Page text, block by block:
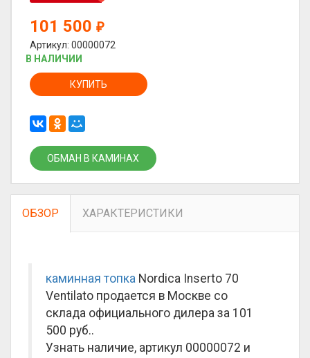
101 500 ₽
Артикул: 00000072
В НАЛИЧИИ
КУПИТЬ
ОБМАН В КАМИНАХ
ОБЗОР ХАРАКТЕРИСТИКИ
каминная топка Nordica Inserto 70
Ventilato продается в Москве со
склада официального дилера за 101
500 руб..
Узнать наличие, артикул 00000072 и